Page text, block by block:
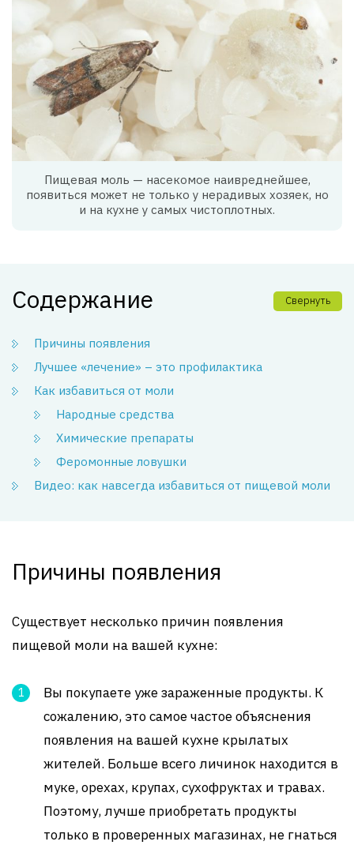
Пищевая моль — насекомое наивреднейшее,
появиться может не только у нерадивых хозяек, но
и на кухне у самых чистоплотных.
Содержание Свернуть
Причины появления
Лучшее «лечение» – это профилактика
Как избавиться от моли
Народные средства
Химические препараты
Феромонные ловушки
Видео: как навсегда избавиться от пищевой моли
Причины появления
Существует несколько причин появления
пищевой моли на вашей кухне:
Вы покупаете уже зараженные продукты. К
сожалению, это самое частое объяснения
появления на вашей кухне крылатых
жителей. Больше всего личинок находится в
муке, орехах, крупах, сухофруктах и травах.
Поэтому, лучше приобретать продукты
только в проверенных магазинах, не гнаться